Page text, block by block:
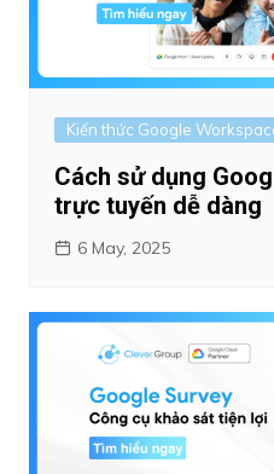
Kiến thức Google
Cách sử dụng
trực tuyến dễ dàng
6 May, 2025